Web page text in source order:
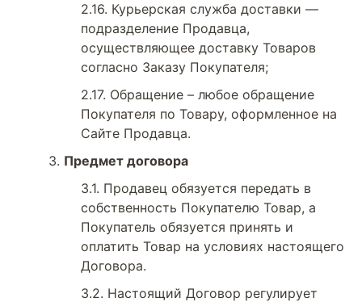
Курьерская служба доставки —
подразделение Продавца,
осуществляющее доставку Товаров
согласно Заказу Покупателя;
Обращение – любое обращение
Покупателя по Товару, оформленное на
Сайте Продавца.
Предмет договора
Продавец обязуется передать в
собственность Покупателю Товар, а
Покупатель обязуется принять и
оплатить Товар на условиях настоящего
Договора.
Настоящий Договор регулирует